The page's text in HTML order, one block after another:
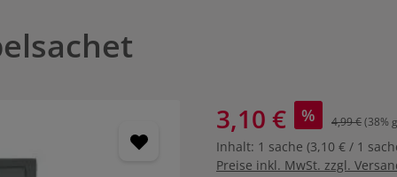
3,10 € % 4,99 €(38%
Inhalt: 1 sache (3,10 € / 1
Preise inkl. MwSt. zzgl.